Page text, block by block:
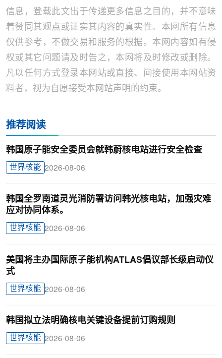
信息，登载此文出于传递更多信息之目的，并不意味
着赞同其观点或证实其内容的真实性。本网所有信息
仅供参考，不做交易和服务的根据。本网内容如有侵
权或其它问题请及时告之，本网将及时修改或删除。
凡以任何方式登录本网站或直接、间接使用本网站资
料者，视为自愿接受本网站声明的约束。
推荐阅读
韩国原子能安全委员会就韩蔚核电站进行安全检查
世界核能 2026-08-06
韩国全罗南道灵光消防署访问韩光核电站，加强灾难
应对协同体系。
世界核能 2026-08-06
美国将主办国际原子能机构ATLAS倡议部长级启动仪
式
世界核能 2026-08-06
韩国拟立法明确核电关键设备提前订购规则
世界核能 2026-08-06